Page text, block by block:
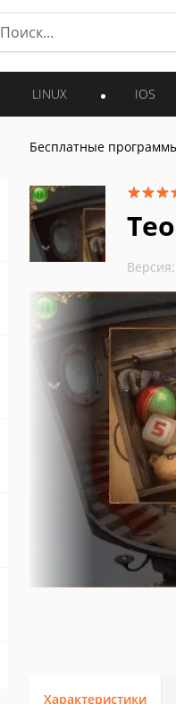
LINUX IOS
Бесплатные
Версия:
Характеристики